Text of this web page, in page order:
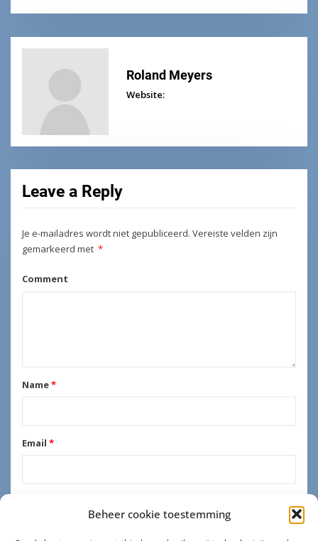
Beheer cookie toestemming
Roland Meyers
Website:
Leave a Reply
Je e-mailadres wordt niet gepubliceerd. Vereiste velden zijn
gemarkeerd met *
Comment
Name*
Email *
Mijn naam, e-mail en site opslaan in deze browser voor de volgende